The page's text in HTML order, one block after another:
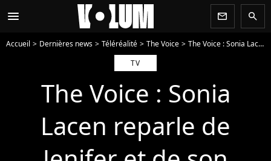
menu newsletter search
Accueil Dernières news Téléréalité The Voice
The Voice : Sonia Lacen reparle de Jenifer et de son élimination ! Alors ?
TV
The Voice : Sonia
Lacen reparle de